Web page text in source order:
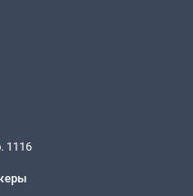
1116